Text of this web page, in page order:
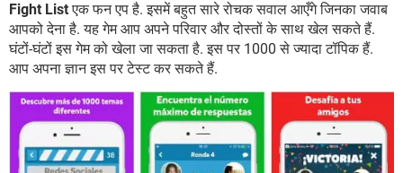
Fight Listएक फन एप है. इसमें बहुत सारे रोचक सवाल आएँगे जिनका जवाब
आपको देना है. यह गेम आप अपने परिवार और दोस्तों के साथ खेल सकते हैं.
घंटों-घंटों इस गेम को खेला जा सकता है. इस पर 1000 से ज्यादा टॉपिक हैं.
आप अपना ज्ञान इस पर टेस्ट कर सकते हैं.